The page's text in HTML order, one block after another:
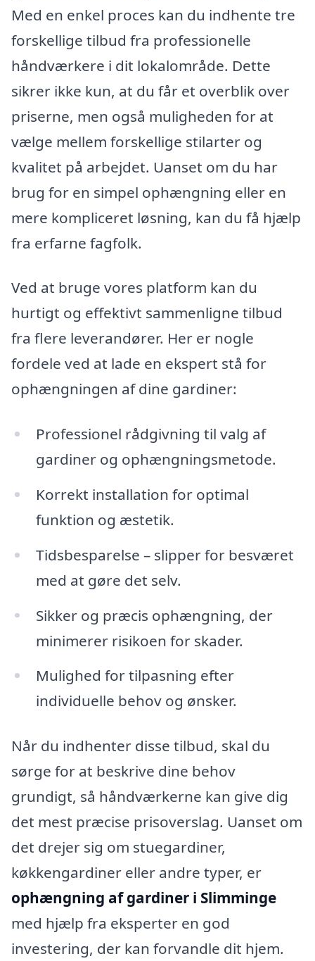
Med en enkel proces kan du indhente tre
forskellige tilbud fra professionelle
håndværkere i dit lokalområde. Dette
sikrer ikke kun, at du får et overblik over
priserne, men også muligheden for at
vælge mellem forskellige stilarter og
kvalitet på arbejdet. Uanset om du har
brug for en simpel ophængning eller en
mere kompliceret løsning, kan du få hjælp
fra erfarne fagfolk.
Ved at bruge vores platform kan du
hurtigt og effektivt sammenligne tilbud
fra flere leverandører. Her er nogle
fordele ved at lade en ekspert stå for
ophængningen af dine gardiner:
Professionel rådgivning til valg af
gardiner og ophængningsmetode.
Korrekt installation for optimal
funktion og æstetik.
Tidsbesparelse – slipper for besværet
med at gøre det selv.
Sikker og præcis ophængning, der
minimerer risikoen for skader.
Mulighed for tilpasning efter
individuelle behov og ønsker.
Når du indhenter disse tilbud, skal du
sørge for at beskrive dine behov
grundigt, så håndværkerne kan give dig
det mest præcise prisoverslag. Uanset om
det drejer sig om stuegardiner,
køkkengardiner eller andre typer, er
ophængning af gardiner i Slimminge
med hjælp fra eksperter en god
investering, der kan forvandle dit hjem.